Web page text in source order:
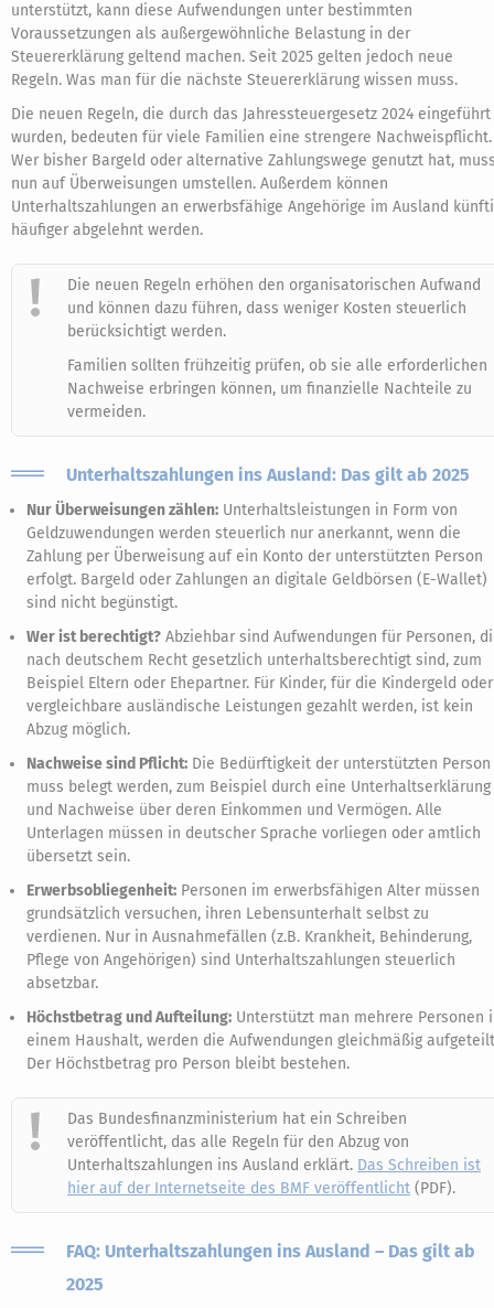
unterstützt, kann diese Aufwendungen unter bestimmten
Voraussetzungen als außergewöhnliche Belastung in der
Steuererklärung geltend machen. Seit 2025 gelten jedoch neue
Regeln. Was man für die nächste Steuererklärung wissen muss.
Die neuen Regeln, die durch das Jahressteuergesetz 2024 eingeführt
wurden, bedeuten für viele Familien eine strengere Nachweispflicht.
Wer bisher Bargeld oder alternative Zahlungswege genutzt hat,
nun auf Überweisungen umstellen. Außerdem können
Unterhaltszahlungen an erwerbsfähige Angehörige im Ausland
häufiger abgelehnt werden.
Die neuen Regeln erhöhen den organisatorischen Aufwand
und können dazu führen, dass weniger Kosten steuerlich
berücksichtigt werden.
Familien sollten frühzeitig prüfen, ob sie alle erforderlichen
Nachweise erbringen können, um finanzielle Nachteile zu
vermeiden.
Unterhaltszahlungen ins Ausland: Das gilt ab 2025
Nur Überweisungen zählen: Unterhaltsleistungen in Form von
Geldzuwendungen werden steuerlich nur anerkannt, wenn die
Zahlung per Überweisung auf ein Konto der unterstützten Person
erfolgt. Bargeld oder Zahlungen an digitale Geldbörsen (E-Wallet)
sind nicht begünstigt.
Wer ist berechtigt? Abziehbar sind Aufwendungen für Personen,
nach deutschem Recht gesetzlich unterhaltsberechtigt sind, zum
Beispiel Eltern oder Ehepartner. Für Kinder, für die Kindergeld oder
vergleichbare ausländische Leistungen gezahlt werden, ist kein
Abzug möglich.
Nachweise sind Pflicht: Die Bedürftigkeit der unterstützten Person
muss belegt werden, zum Beispiel durch eine Unterhaltserklärung
und Nachweise über deren Einkommen und Vermögen. Alle
Unterlagen müssen in deutscher Sprache vorliegen oder amtlich
übersetzt sein.
Erwerbsobliegenheit: Personen im erwerbsfähigen Alter müssen
grundsätzlich versuchen, ihren Lebensunterhalt selbst zu
verdienen. Nur in Ausnahmefällen (z.B. Krankheit, Behinderung,
Pflege von Angehörigen) sind Unterhaltszahlungen steuerlich
absetzbar.
Höchstbetrag und Aufteilung: Unterstützt man mehrere Personen
einem Haushalt, werden die Aufwendungen gleichmäßig
Der Höchstbetrag pro Person bleibt bestehen.
Das Bundesfinanzministerium hat ein Schreiben
veröffentlicht, das alle Regeln für den Abzug von
Unterhaltszahlungen ins Ausland erklärt. Das Schreiben ist
hier auf der Internetseite des BMF veröffentlicht (PDF).
FAQ: Unterhaltszahlungen ins Ausland – Das gilt ab
2025